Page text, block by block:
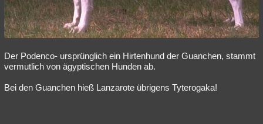
Der Podenco- ursprünglich ein Hirtenhund der Guanchen, stammt
vermutlich von ägyptischen Hunden ab.
Bei den Guanchen hieß Lanzarote übrigens Tyterogaka!